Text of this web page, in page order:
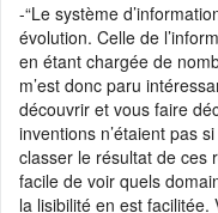
-“Le système
évolution. Celle de
en étant chargée de
m’est donc paru
découvrir et vous faire
inventions n’étaient pas
classer le résultat de ces
facile de voir quels
la lisibilité en est